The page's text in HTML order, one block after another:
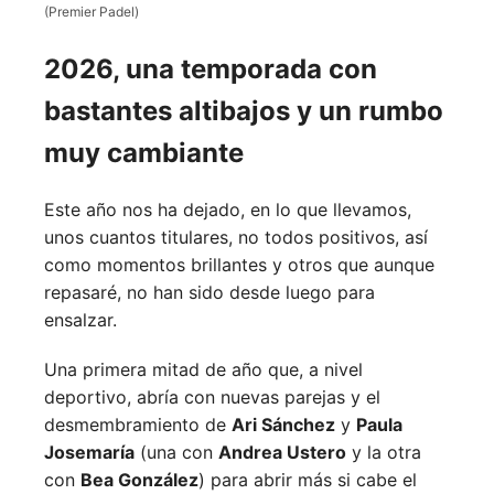
(Premier Padel)
2026, una temporada con
bastantes altibajos y un rumbo
muy cambiante
Este año nos ha dejado, en lo que llevamos,
unos cuantos titulares, no todos positivos, así
como momentos brillantes y otros que aunque
repasaré, no han sido desde luego para
ensalzar.
Una primera mitad de año que, a nivel
deportivo, abría con nuevas parejas y el
desmembramiento de Ari Sánchez y Paula
Josemaría (una con Andrea Ustero y la otra
con Bea González) para abrir más si cabe el